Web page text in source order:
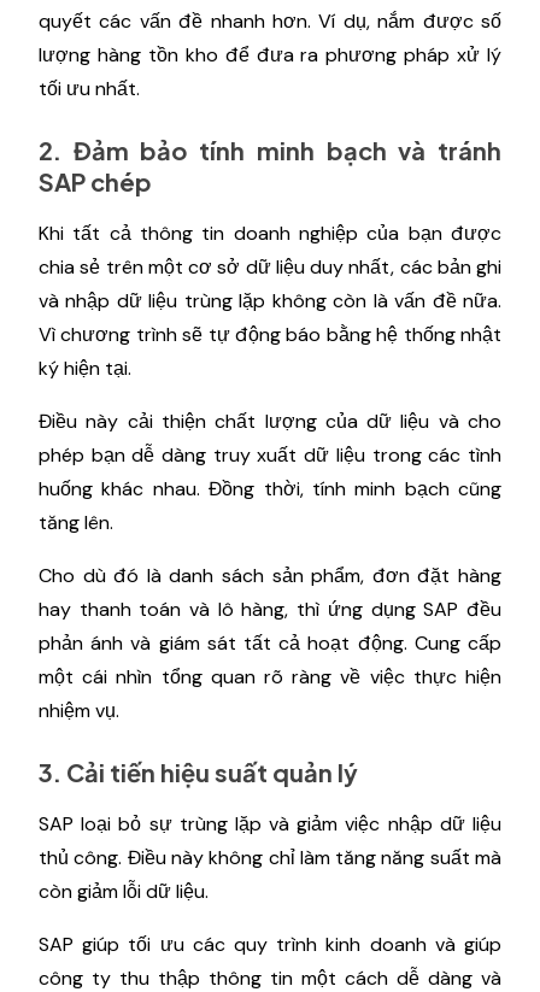
quyết các vấn đề nhanh hơn. Ví dụ, nắm được số
lượng hàng tồn kho để đưa ra phương pháp xử lý
tối ưu nhất.
2. Đảm bảo tính minh bạch và tránh
SAP chép
Khi tất cả thông tin doanh nghiệp của bạn được
chia sẻ trên một cơ sở dữ liệu duy nhất, các bản ghi
và nhập dữ liệu trùng lặp không còn là vấn đề nữa.
Vì chương trình sẽ tự động báo bằng hệ thống nhật
ký hiện tại.
Điều này cải thiện chất lượng của dữ liệu và cho
phép bạn dễ dàng truy xuất dữ liệu trong các tình
huống khác nhau. Đồng thời, tính minh bạch cũng
tăng lên.
Cho dù đó là danh sách sản phẩm, đơn đặt hàng
hay thanh toán và lô hàng, thì ứng dụng SAP đều
phản ánh và giám sát tất cả hoạt động. Cung cấp
một cái nhìn tổng quan rõ ràng về việc thực hiện
nhiệm vụ.
3. Cải tiến hiệu suất quản lý
SAP loại bỏ sự trùng lặp và giảm việc nhập dữ liệu
thủ công. Điều này không chỉ làm tăng năng suất mà
còn giảm lỗi dữ liệu.
SAP giúp tối ưu các quy trình kinh doanh và giúp
công ty thu thập thông tin một cách dễ dàng và